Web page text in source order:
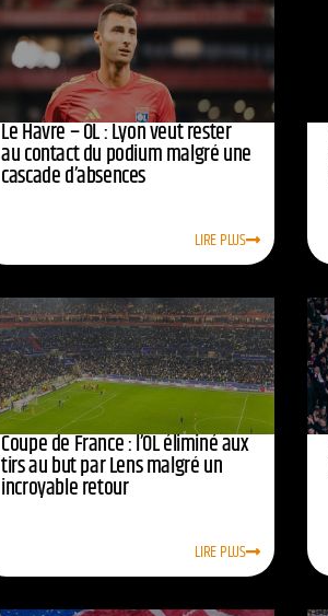
Le Havre – OL : Lyon veut rester
au contact du podium malgré une
cascade d’absences
LIRE PLUS
Coupe de France : l’OL éliminé aux
tirs au but par Lens malgré un
incroyable retour
LIRE PLUS